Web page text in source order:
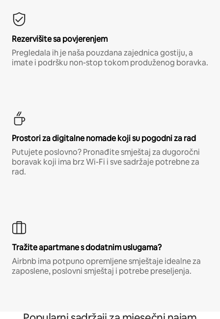
Rezervišite sa povjerenjem
Pregledala ih je naša pouzdana zajednica gostiju, a
imate i podršku non-stop tokom produženog boravka.
Prostori za digitalne nomade koji su pogodni za rad
Putujete poslovno? Pronađite smještaj za dugoročni
boravak koji ima brz Wi-Fi i sve sadržaje potrebne za
rad.
Tražite apartmane s dodatnim uslugama?
Airbnb ima potpuno opremljene smještaje idealne za
zaposlene, poslovni smještaj i potrebe preseljenja.